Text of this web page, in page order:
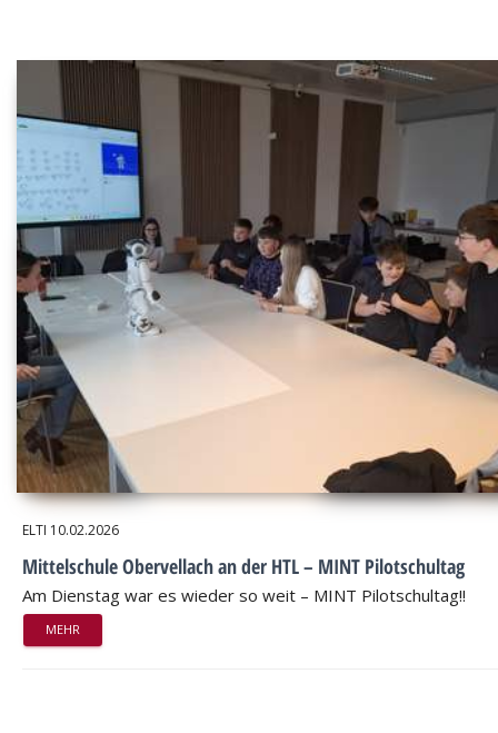
ELTI 10.02.2026
Mittelschule Obervellach an der HTL – MINT Pilotschultag
Am Dienstag war es wieder so weit – MINT Pilotschultag!!
MEHR